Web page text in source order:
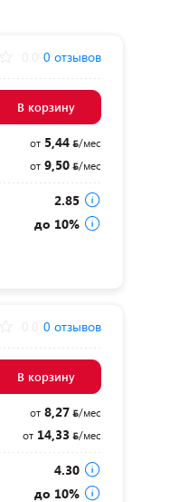
0 отзывов
В корзину
от5,44
/мес
от9,50 /мес
2.85
до 10%
0 отзывов
В корзину
от8,27
/мес
от14,33 /мес
4.30
до 10%